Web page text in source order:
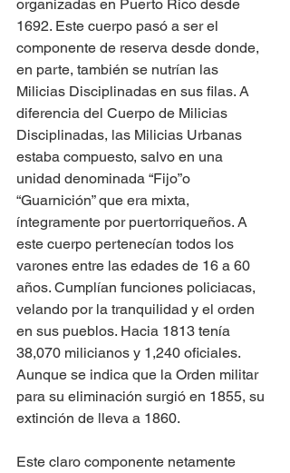
organizadas en Puerto Rico desde
1692. Este cuerpo pasó a ser el
componente de reserva desde donde,
en parte, también se nutrían las
Milicias Disciplinadas en sus filas. A
diferencia del Cuerpo de Milicias
Disciplinadas, las Milicias Urbanas
estaba compuesto, salvo en una
unidad denominada “Fijo”o
“Guarnición” que era mixta,
íntegramente por puertorriqueños. A
este cuerpo pertenecían todos los
varones entre las edades de 16 a 60
años. Cumplían funciones policiacas,
velando por la tranquilidad y el orden
en sus pueblos. Hacia 1813 tenía
38,070 milicianos y 1,240 oficiales.
Aunque se indica que la Orden militar
para su eliminación surgió en 1855, su
extinción de lleva a 1860.
Este claro componente netamente